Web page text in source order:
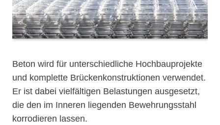
Beton wird für unterschiedliche Hochbauprojekte
und komplette Brückenkonstruktionen verwendet.
Er ist dabei vielfältigen Belastungen ausgesetzt,
die den im Inneren liegenden Bewehrungsstahl
korrodieren lassen.